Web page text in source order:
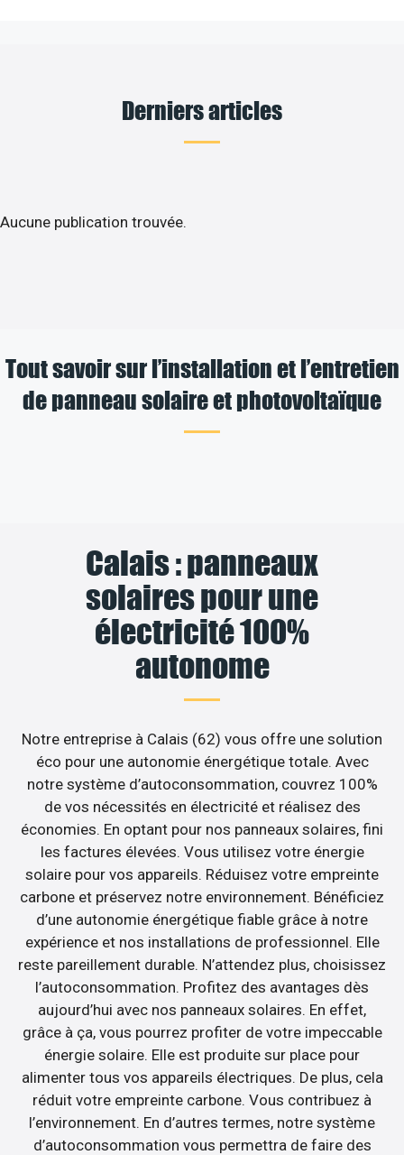
Derniers articles
Aucune publication trouvée.
Tout savoir sur l’installation et l’entretien
de panneau solaire et photovoltaïque
Calais : panneaux
solaires pour une
électricité 100%
autonome
Notre entreprise à Calais (62) vous offre une solution
éco pour une autonomie énergétique totale. Avec
notre système d’autoconsommation, couvrez 100%
de vos nécessités en électricité et réalisez des
économies. En optant pour nos panneaux solaires, fini
les factures élevées. Vous utilisez votre énergie
solaire pour vos appareils. Réduisez votre empreinte
carbone et préservez notre environnement. Bénéficiez
d’une autonomie énergétique fiable grâce à notre
expérience et nos installations de professionnel. Elle
reste pareillement durable. N’attendez plus, choisissez
l’autoconsommation. Profitez des avantages dès
aujourd’hui avec nos panneaux solaires. En effet,
grâce à ça, vous pourrez profiter de votre impeccable
énergie solaire. Elle est produite sur place pour
alimenter tous vos appareils électriques. De plus, cela
réduit votre empreinte carbone. Vous contribuez à
l’environnement. En d’autres termes, notre système
d’autoconsommation vous permettra de faire des